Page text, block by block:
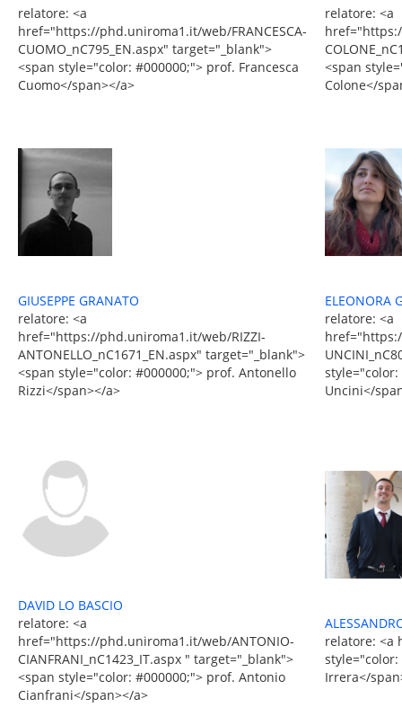
relatore: <a
href="https://phd.uniroma1.it/web/FRANCESCA-
CUOMO_nC795_EN.aspx" target="_blank">
<span style="color: #000000;"> prof. Francesca
Cuomo</span></a>
relatore: <a
<span
Colone</
GIUSEPPE GRANATO
relatore: <a
href="https://phd.uniroma1.it/web/RIZZI-
ANTONELLO_nC1671_EN.aspx" target="_blank">
<span style="color: #000000;"> prof. Antonello
Rizzi</span></a>
ELEONORA
relatore: <a
Uncini</
DAVID LO BASCIO
relatore: <a
href="https://phd.uniroma1.it/web/ANTONIO-
CIANFRANI_nC1423_IT.aspx " target="_blank">
<span style="color: #000000;"> prof. Antonio
Cianfrani</span></a>
relatore: <a
Irrera</